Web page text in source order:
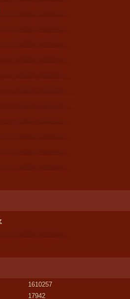
1610257
17942